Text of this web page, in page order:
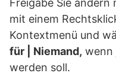
Freigabe Sie
mit einem
Kontextmenü und
für | Niemand, wenn
werden soll.